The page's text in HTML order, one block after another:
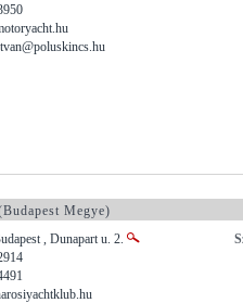
Megye)
, Dunapart u. 2.